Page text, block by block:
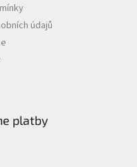
údajů
platby